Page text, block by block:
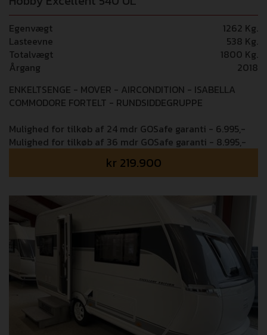
Egenvægt
1262 Kg.
Lasteevne
538 Kg.
Totalvægt
1800 Kg.
Årgang
2018
ENKELTSENGE - MOVER - AIRCONDITION - ISABELLA
COMMODORE FORTELT - RUNDSIDDEGRUPPE
Mulighed for tilkøb af 24 mdr GOSafe garanti - 6.995,-
Mulighed for tilkøb af 36 mdr GOSafe garanti - 8.995,-
kr 219.900